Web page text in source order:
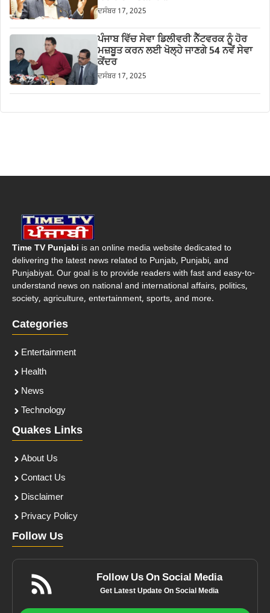
ਦਸੰਬਰ 17, 2025
ਪੰਜਾਬ ਵਿੱਚ ਸੇਵਾ ਡਿਲੀਵਰੀ ਨੈੱਟਵਰਕ ਨੂੰ ਹੋਰ
ਮਜ਼ਬੂਤ ਕਰਨ ਲਈ ਖੋਲ੍ਹੇ ਜਾਣਗੇ 54 ਨਵੇਂ ਸੇਵਾ
ਕੇਂਦਰ
ਦਸੰਬਰ 17, 2025
Time TV Punjabi is an online media website dedicated to
delivering the latest news related to Punjab, Punjabi, and
Punjabiyat. Our goal is to provide readers with fast and easy-to-
understand news on national and international affairs, politics,
society, agriculture, entertainment, sports, and more.
Categories
Entertainment
Health
News
Technology
Quakes Links
About Us
Contact Us
Disclaimer
Privacy Policy
Follow Us
Follow Us On Social Media
Get Latest Update On Social Media